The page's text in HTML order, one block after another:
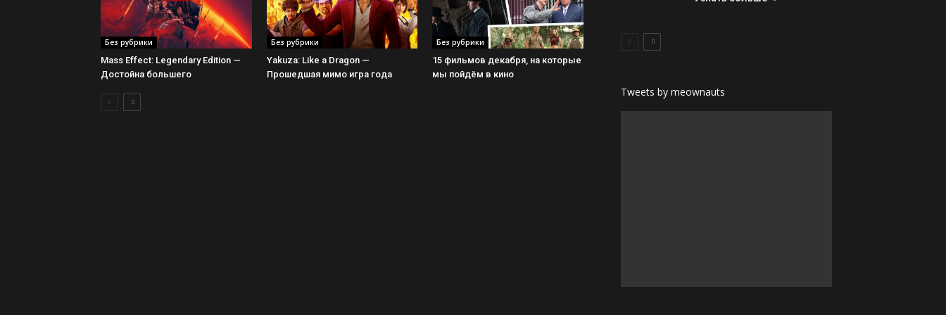
Без рубрики
Mass Effect: Legendary Edition —
Достойна большего
Без рубрики
Yakuza: Like a Dragon —
Прошедшая мимо игра года
Без рубрики
15 фильмов декабря, на которые
мы пойдём в кино
Tweets by meownauts